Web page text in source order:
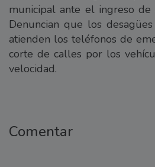
municipal ante el ingreso de
Denuncian que los
atienden los teléfonos de
corte de calles por los
velocidad.
Comentar